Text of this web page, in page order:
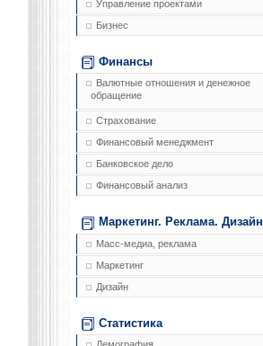
Управление проектами
Бизнес
Финансы
Валютные отношения и денежное
обращение
Страхование
Финансовый менеджмент
Банковское дело
Финансовый анализ
Маркетинг. Реклама. Дизайн
Масс-медиа, реклама
Маркетинг
Дизайн
Статистика
Демография